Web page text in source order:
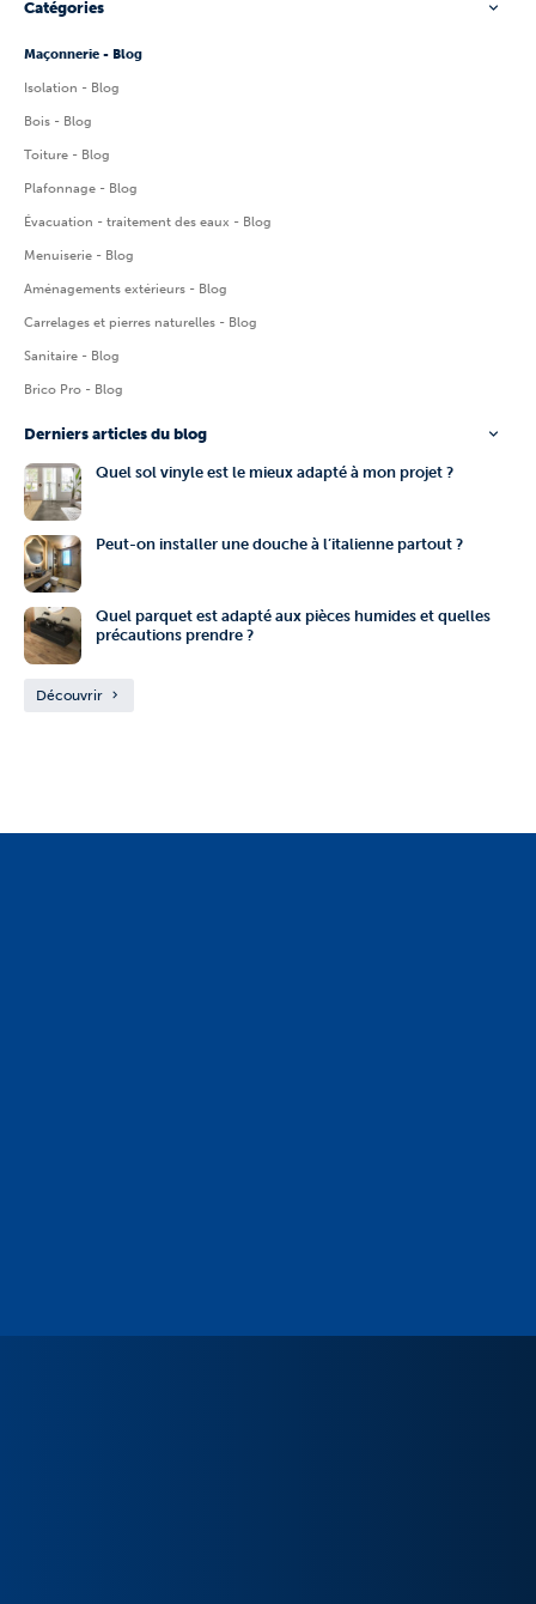
Catégories
Maçonnerie - Blog
Isolation - Blog
Bois - Blog
Toiture - Blog
Plafonnage - Blog
Évacuation - traitement des eaux - Blog
Menuiserie - Blog
Aménagements extérieurs - Blog
Carrelages et pierres naturelles - Blog
Sanitaire - Blog
Brico Pro - Blog
Derniers articles du blog
Quel sol vinyle est le mieux adapté à mon projet ?
Peut-on installer une douche à l’italienne partout ?
Quel parquet est adapté aux pièces humides et quelles
précautions prendre ?
Découvrir